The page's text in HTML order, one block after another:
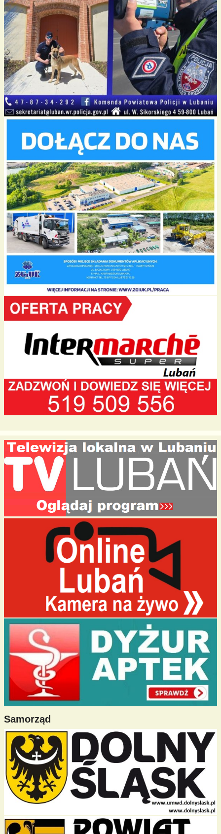
Samorząd